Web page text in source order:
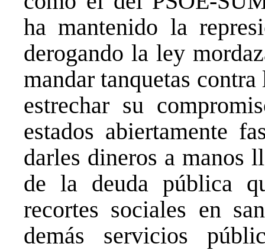
ha mantenido la
derogando la ley
mandar tanquetas
estrechar su
estados abiertamente
darles dineros a manos
de la deuda pública
recortes sociales en
demás servicios